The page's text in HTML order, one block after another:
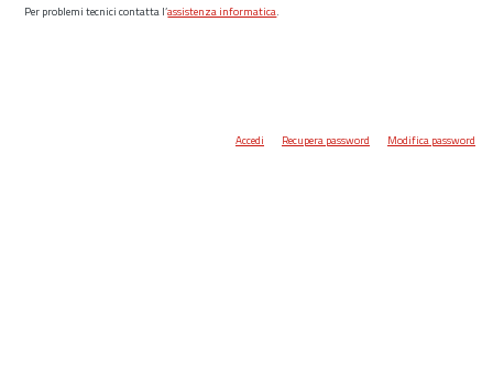
Per problemi tecnici contatta l’assistenza informatica.
Accedi Recupera password Modifica password